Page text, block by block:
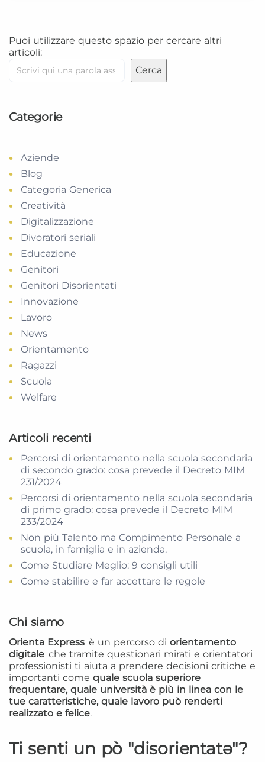
Puoi utilizzare questo spazio per cercare altri
articoli:
Cerca
Categorie
Aziende
Blog
Categoria Generica
Creatività
Digitalizzazione
Divoratori seriali
Educazione
Genitori
Genitori Disorientati
Innovazione
Lavoro
News
Orientamento
Ragazzi
Scuola
Welfare
Articoli recenti
Percorsi di orientamento nella scuola secondaria
di secondo grado: cosa prevede il Decreto MIM
231/2024
Percorsi di orientamento nella scuola secondaria
di primo grado: cosa prevede il Decreto MIM
233/2024
Non più Talento ma Compimento Personale a
scuola, in famiglia e in azienda.
Come Studiare Meglio: 9 consigli utili
Come stabilire e far accettare le regole
Chi siamo
Orienta Express è un percorso di orientamento
digitale che tramite questionari mirati e orientatori
professionisti ti aiuta a prendere decisioni critiche e
importanti come quale scuola superiore
frequentare, quale università è più in linea con le
tue caratteristiche, quale lavoro può renderti
realizzato e felice.
Ti senti un pò "disorientatə"?